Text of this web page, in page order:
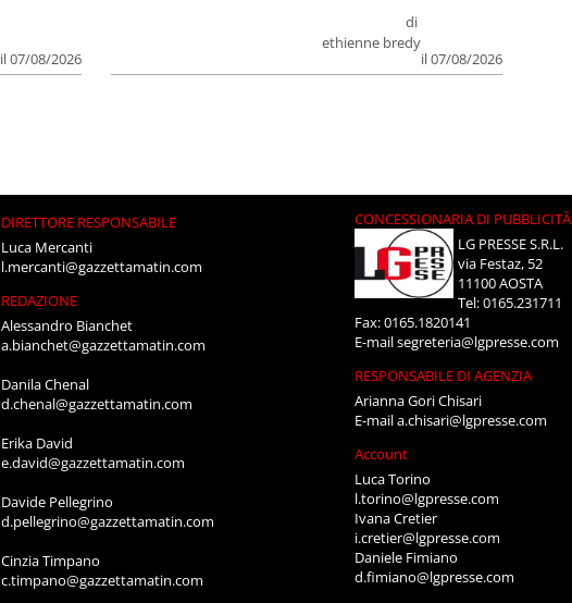
il 07/08/2026
di
ethienne bredy
il 07/08/2026
DIRETTORE RESPONSABILE
Luca Mercanti
l.mercanti@gazzettamatin.com
REDAZIONE
Alessandro Bianchet
a.bianchet@gazzettamatin.com
Danila Chenal
d.chenal@gazzettamatin.com
Erika David
e.david@gazzettamatin.com
Davide Pellegrino
d.pellegrino@gazzettamatin.com
Cinzia Timpano
c.timpano@gazzettamatin.com
CONCESSIONARIA DI PUBBLICITÀ
LG PRESSE S.R.L.
via Festaz, 52
11100 AOSTA
Tel: 0165.231711
Fax: 0165.1820141
E-mailsegreteria@lgpresse.com
RESPONSABILE DI AGENZIA
Arianna Gori Chisari
E-maila.chisari@lgpresse.com
Account
Luca Torino
l.torino@lgpresse.com
Ivana Cretier
i.cretier@lgpresse.com
Daniele Fimiano
d.fimiano@lgpresse.com